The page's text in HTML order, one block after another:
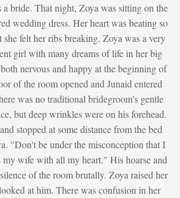
a bride. That night, Zoya was sitting on the
wedding dress. Her heart was beating so
she felt her ribs breaking. Zoya was a very
girl with many dreams of life in her big
nervous and happy at the beginning of
of the room opened and Junaid entered
was no traditional bridegroom's gentle
but deep wrinkles were on his forehead.
stopped at some distance from the bed
"Don't be under the misconception that I
my wife with all my heart." His hoarse and
of the room brutally. Zoya raised her
at him. There was confusion in her